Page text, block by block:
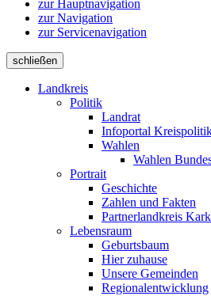
zur Hauptnavigation
zur Navigation
zur Servicenavigation
schließen
Landkreis
Politik
Landrat
Infoportal
Wahlen
Wahlen
Portrait
Geschichte
Zahlen und Fakten
Partnerlandkreis
Lebensraum
Geburtsbaum
Hier zuhause
Unsere Gemeinden
Regionalentwicklung